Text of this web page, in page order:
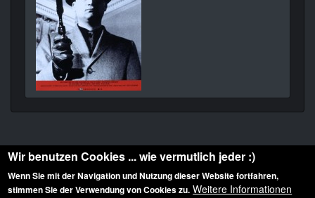
Diese Website ist urheberrechtlich geschützt: © 2010-2026 der Film Noir de. Alle
Wir benutzen Cookies ... wie vermutlich jeder :)
Wenn Sie mit der Navigation und Nutzung dieser Website fortfahren,
stimmen Sie der Verwendung von Cookies zu. Weitere Informationen